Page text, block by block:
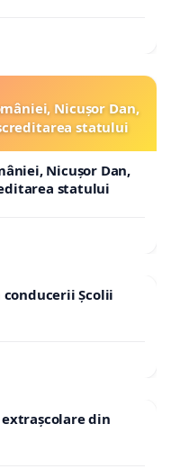
Nicușor Dan,
statului
Nicușor Dan,
statului
Școlii
din